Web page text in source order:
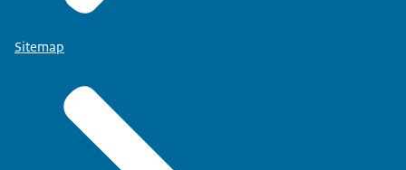
Sitemap